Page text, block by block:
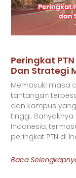
Peringkat
Dan Strategi
Memasuki masa
tantangan
dan kampus
tinggi.
Indonesia,
peringkat PTN di
Baca